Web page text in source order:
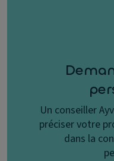
Un conseiller
préciser votre
dans la